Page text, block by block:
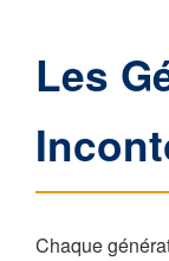
Les
Chaque